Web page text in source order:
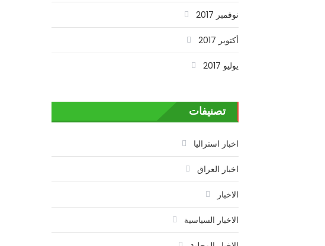
نوفمبر 2017
أكتوبر 2017
يوليو 2017
تصنيفات
اخبار استراليا
اخبار العراق
الاخبار
الاخبار السياسية